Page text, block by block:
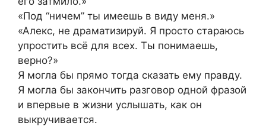
«Под “ничем” ты имеешь в виду меня.»
«Алекс, не драматизируй. Я просто стараюсь
упростить всё для всех. Ты понимаешь,
верно?»
Я могла бы прямо тогда сказать ему правду.
Я могла бы закончить разговор одной фразой
и впервые в жизни услышать, как он
выкручивается.